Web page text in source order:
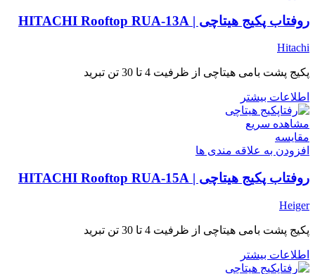
روفتاب پکیج هیتاچی | HITACHI Rooftop RUA-13A
Hitachi
پکیج پشت بامی هیتاچی از ظرفیت 4 تا 30 تن تبرید
اطلاعات بیشتر
مشاهده سریع
مقایسه
افزودن به علاقه مندی ها
روفتاب پکیج هیتاچی | HITACHI Rooftop RUA-15A
Heiger
پکیج پشت بامی هیتاچی از ظرفیت 4 تا 30 تن تبرید
اطلاعات بیشتر